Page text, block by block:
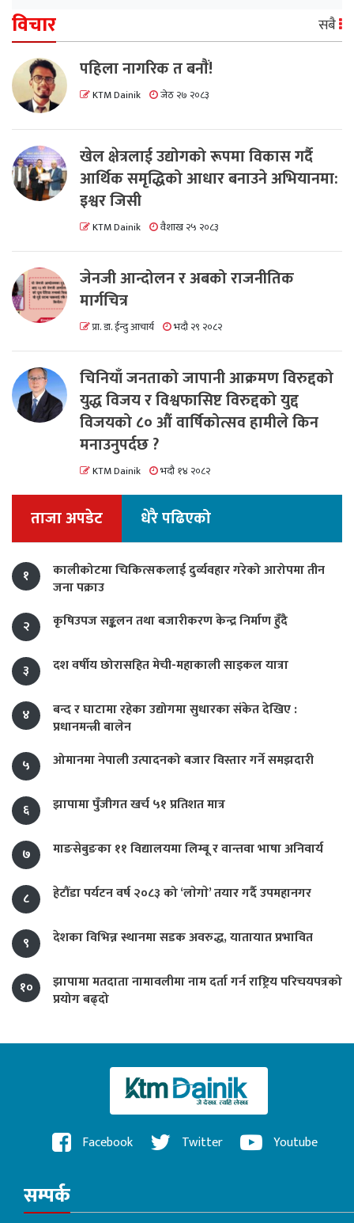
विचार सबै
पहिला नागरिक त बनाैं!
KTM Dainik जेठ २७ २०८३
खेल क्षेत्रलाई उद्योगको रूपमा विकास गर्दै
आर्थिक समृद्धिको आधार बनाउने अभियानमा:
इश्वर जिसी
KTM Dainik वैशाख २५ २०८३
जेनजी आन्दोलन र अबको राजनीतिक
मार्गचित्र
प्रा. डा. ईन्दु आचार्य भदौ २९ २०८२
चिनियाँ जनताको जापानी आक्रमण विरुद्दको
युद्ध विजय र विश्वफासिष्ट विरुद्दको युद्द
विजयको ८० औं वार्षिकोत्सव हामीले किन
मनाउनुपर्दछ ?
KTM Dainik भदौ १४ २०८२
ताजा अपडेट धेरै पढिएको
१
कालीकोटमा चिकित्सकलाई दुर्व्यवहार गरेको आरोपमा तीन
जना पक्राउ
२
कृषिउपज सङ्कलन तथा बजारीकरण केन्द्र निर्माण हुँदै
३ दश वर्षीय छोरासहित मेची-महाकाली साइकल यात्रा
४
बन्द र घाटामा रहेका उद्योगमा सुधारका संकेत देखिए :
प्रधानमन्त्री बालेन
५
ओमानमा नेपाली उत्पादनको बजार विस्तार गर्ने समझदारी
६ झापामा पुँजीगत खर्च ५१ प्रतिशत मात्र
७ माङसेबुङका ११ विद्यालयमा लिम्बू र वान्तवा भाषा अनिवार्य
८ हेटौंडा पर्यटन वर्ष २०८३ को ‘लाेगाे’ तयार गर्दै उपमहानगर
९ देशका विभिन्न स्थानमा सडक अवरुद्ध, यातायात प्रभावित
१०
झापामा मतदाता नामावलीमा नाम दर्ता गर्न राष्ट्रिय परिचयपत्रको
प्रयोग बढ्दो
Facebook Twitter Youtube
सम्पर्क